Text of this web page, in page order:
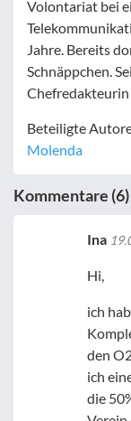
Volontariat bei
Jahre. Bereits
Schnäppchen.
Chefredakteurin
Beteiligte
Molenda
Kommentare (6)
Ina
Hi,
ich
den
ich
die